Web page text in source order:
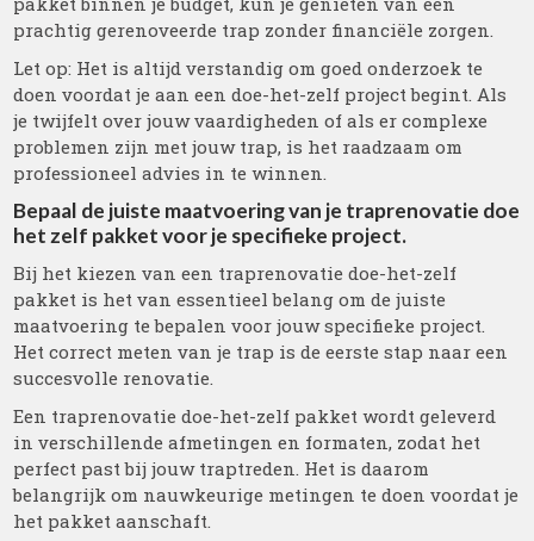
prachtig gerenoveerde trap zonder financiële zorgen.
Let op: Het is altijd verstandig om goed onderzoek te
doen voordat je aan een doe-het-zelf project begint. Als
je twijfelt over jouw vaardigheden of als er complexe
problemen zijn met jouw trap, is het raadzaam om
professioneel advies in te winnen.
Bepaal de juiste maatvoering van je traprenovatie doe
het zelf pakket voor je specifieke project.
Bij het kiezen van een traprenovatie doe-het-zelf
pakket is het van essentieel belang om de juiste
maatvoering te bepalen voor jouw specifieke project.
Het correct meten van je trap is de eerste stap naar een
succesvolle renovatie.
Een traprenovatie doe-het-zelf pakket wordt geleverd
in verschillende afmetingen en formaten, zodat het
perfect past bij jouw traptreden. Het is daarom
belangrijk om nauwkeurige metingen te doen voordat je
het pakket aanschaft.